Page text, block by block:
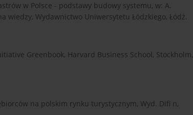
w Polsce - podstawy budowy systemu, w: A.
wiedzy, Wydawnictwo Uniwersytetu Łódzkiego, Łódź.
Greenbook, Harvard Business School, Stockholm,
na polskim rynku turystycznym, Wyd. Difi n,